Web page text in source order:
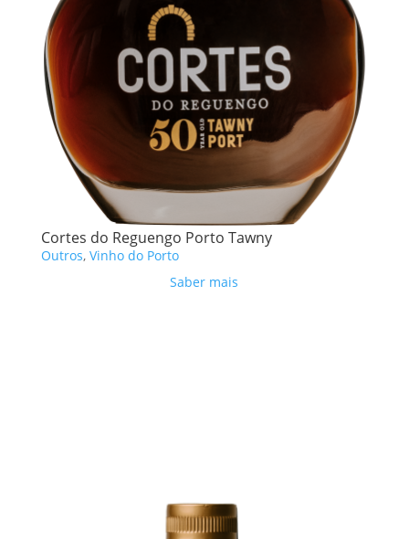
Cortes do Reguengo Porto Tawny
Outros, Vinho do Porto
Saber mais